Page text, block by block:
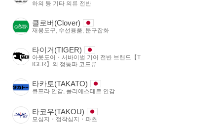
하의 등 기타 의류 전반
클로버(Clover)
재봉도구, 수선용품, 문구잡화
타이거(TIGER)
아웃도어・서바이벌 기어 전반 브랜드【T
IGER】의 정통파 코드류
타카토(TAKATO)
큐프라 안감, 폴리에스테르 안감
타코우(TAKOU)
모심지・접착심지・파츠